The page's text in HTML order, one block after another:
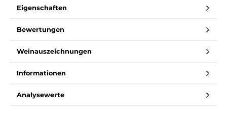
Eigenschaften
Bewertungen
Weinauszeichnungen
Informationen
Analysewerte